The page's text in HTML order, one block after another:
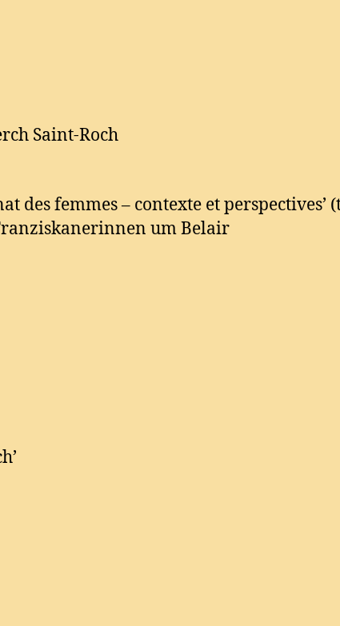
Saint-Roch
des femmes – contexte et
um Belair